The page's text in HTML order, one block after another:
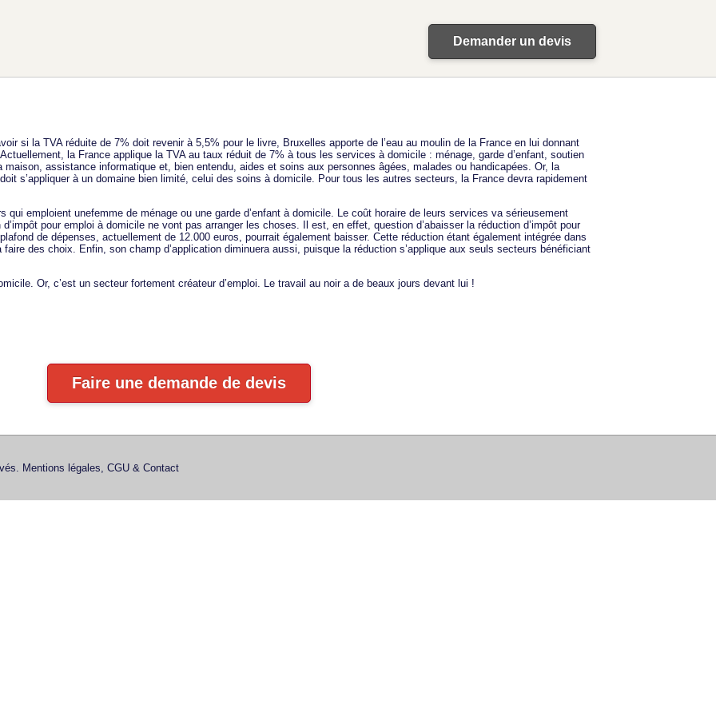
Demander un devis
si la TVA réduite de 7% doit revenir à 5,5% pour le livre, Bruxelles apporte de l’eau au moulin de la France en lui donnant
la France applique la TVA au taux réduit de 7% à tous les services à domicile : ménage, garde d’enfant, soutien
assistance informatique et, bien entendu, aides et soins aux personnes âgées, malades ou handicapées. Or, la
s’appliquer à un domaine bien limité, celui des soins à domicile. Pour tous les autres secteurs, la France devra rapidement
qui emploient unefemme de ménage ou une garde d’enfant à domicile. Le coût horaire de leurs services va sérieusement
pour emploi à domicile ne vont pas arranger les choses. Il est, en effet, question d’abaisser la réduction d’impôt pour
de dépenses, actuellement de 12.000 euros, pourrait également baisser. Cette réduction étant également intégrée dans
des choix. Enfin, son champ d’application diminuera aussi, puisque la réduction s’applique aux seuls secteurs bénéficiant
Or, c’est un secteur fortement créateur d’emploi. Le travail au noir a de beaux jours devant lui !
Faire une demande de devis
Mentions légales, CGU & Contact